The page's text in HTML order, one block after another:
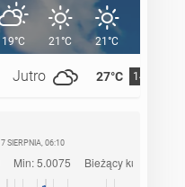
Jutro 27°C 14°C
19°C 21°C 21°C
7 SIERPNIA, 06:10